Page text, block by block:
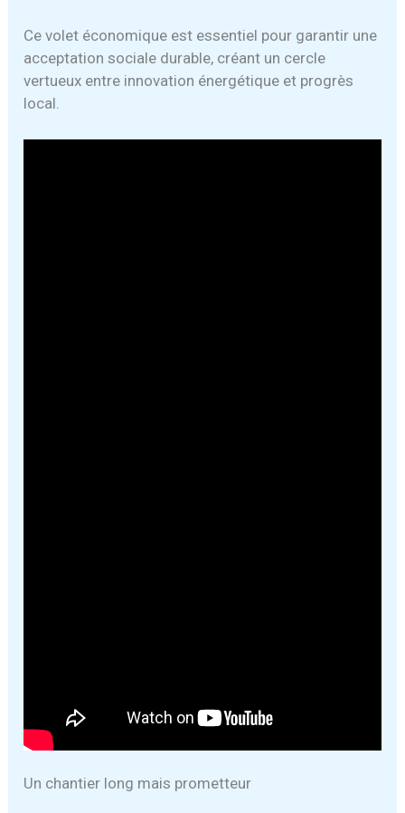
Ce volet économique est essentiel pour garantir une
acceptation sociale durable, créant un cercle
vertueux entre innovation énergétique et progrès
local.
Un chantier long mais prometteur